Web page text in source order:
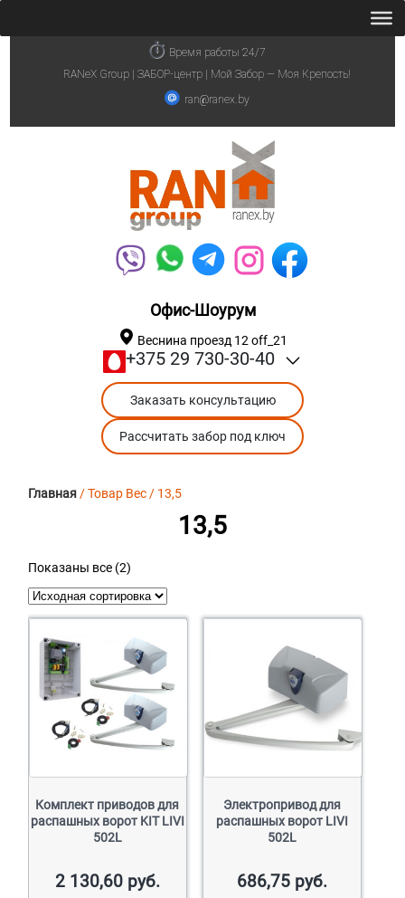
Время работы 24/7
RANeX Group | ЗАБОР-центр | Мой Забор — Моя Крепость!
ran@ranex.by
Офис-Шоурум
Веснина проезд 12 off_21
+375 29 730-30-40
Заказать консультацию
Рассчитать забор под ключ
Главная/ Товар Вес / 13,5
13,5
Показаны все (2)
Комплект приводов для
распашных ворот KIT LIVI
502L
2 130,60 руб.
Электропривод для
распашных ворот LIVI
502L
686,75 руб.